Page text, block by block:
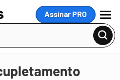
Assinar PRO
MENU